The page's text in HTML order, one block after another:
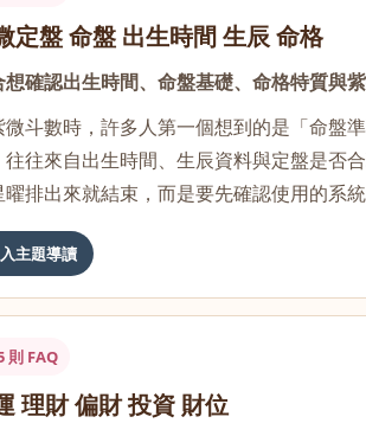
定盤 命盤 出生時間 生辰 命格
想確認出生時間、命盤基礎、命格特質與
微斗數時，許多人第一個想到的是「命盤
往往來自出生時間、生辰資料與定盤是否
曜排出來就結束，而是要先確認使用的系
主題導讀
則 FAQ
理財 偏財 投資 財位